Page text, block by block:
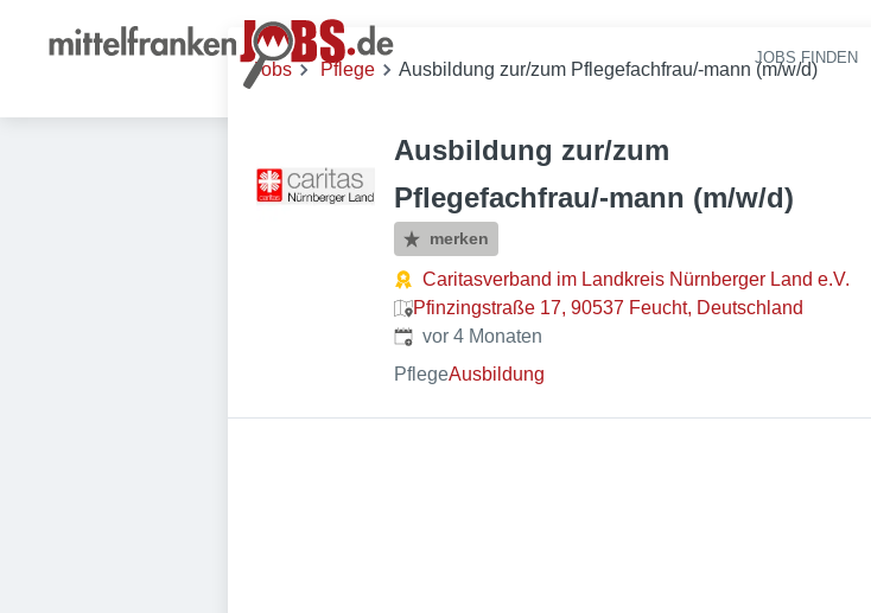
JOBS FINDEN
Jobs Pflege Ausbildung zur/zum Pflegefachfrau/-mann (m/w/d)
Ausbildung zur/zum
Pflegefachfrau/-mann (m/w/d)
merken
Caritasverband im Landkreis Nürnberger Land e.V.
Pfinzingstraße 17, 90537 Feucht, Deutschland
Veröffentlicht:
vor 4 Monaten
PflegeAusbildung